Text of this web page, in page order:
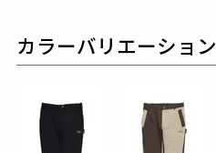
カラーバリエーション